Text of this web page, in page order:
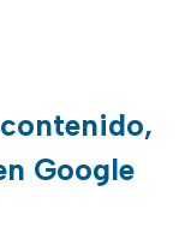
Google